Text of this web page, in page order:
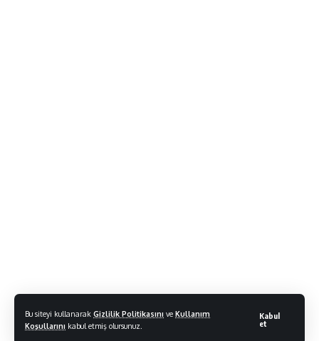
Bu siteyi kullanarak Gizlilik Politikasını ve Kullanım
Koşullarını kabul etmiş olursunuz.
Kabul
et